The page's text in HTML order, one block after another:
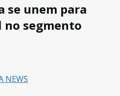
se unem para
segmento
NEWS